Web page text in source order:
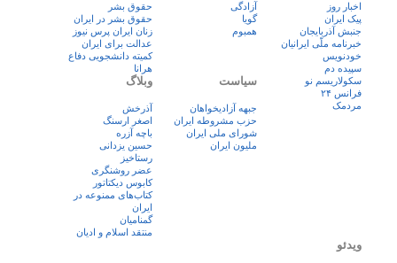
اخبار روز
پيک ايران
جنبش آذربایجان
خبرنامه ملّی ایرانیان
خودنویس
سپیده دم
سکولاریسم نو
فرانس ۲۴
مردمک
آزادگی
گویا
همبوم
حقوق بشر
حقوق بشر در ایران
زنان ايران پرس نيوز
عدالت برای ایران
کمیته دانشجویی دفاع
هرانا
سیاست
جبهه آزادیخواهان
حزب مشروطه ایران
شورای ملی ایران
ملیون ایران
وبلاگ
آذرخش
اصغر ارسنگ
باچه آزره
حسین یزدانی
رستاخیز
عضر روشنگری
کابوس دیکتاتور
کتاب‌های ممنوعه در
ایران
گمنامیان
منتقد اسلام و ادیان
ویدئو